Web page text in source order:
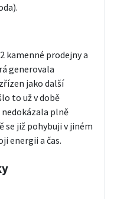
kamenné prodejny a
generovala
jako další
to už v době
plně
se již pohybuji v jiném
energii a čas.